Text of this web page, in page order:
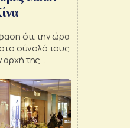
ότι την ώρα
σύνολό τους
της
τροχιά